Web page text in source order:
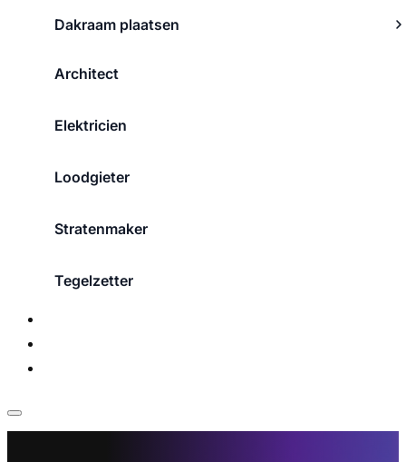
Dakraam plaatsen
Architect
Elektricien
Loodgieter
Stratenmaker
Tegelzetter